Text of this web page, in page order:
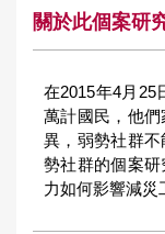
關於此個案研
在2015年4月25
萬計國民，他
異，弱勢社群
勢社群的個案
力如何影響減災